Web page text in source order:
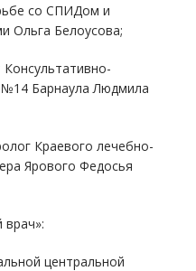
со СПИДом и
Ольга Белоусова;
№14 Барнаула Людмила
Краевого лечебно-
Ярового Федосья
врач»:
центральной